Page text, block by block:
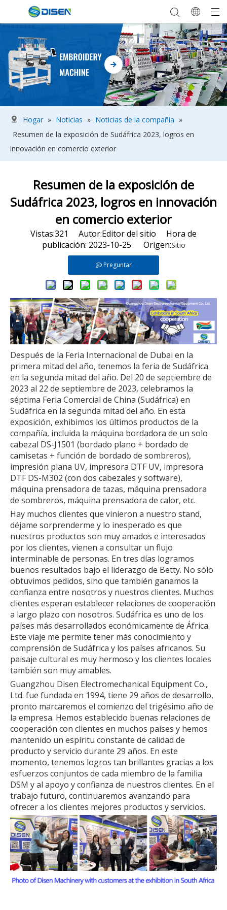
Hogar » Noticias » Noticias de la compañía »
Resumen de la exposición de Sudáfrica 2023, logros en
innovación en comercio exterior
Resumen de la exposición de
Sudáfrica 2023, logros en innovación
en comercio exterior
Vistas:321
Autor:Editor del sitio Hora de
publicación: 2023-10-25 Origen:Sitio
Preguntar
Después de la Feria Internacional de Dubai en la
primera mitad del año, tenemos la feria de Sudáfrica
en la segunda mitad del año. Del 20 de septiembre de
2023 al 22 de septiembre de 2023, celebramos la
séptima Feria Comercial de China (Sudáfrica) en
Sudáfrica en la segunda mitad del año. En esta
exposición, exhibimos los últimos productos de la
compañía, incluida la máquina bordadora de un solo
cabezal DS-J1501 (bordado plano + bordado de
camisetas + función de bordado de sombreros),
impresión plana UV, impresora DTF UV, impresora
DTF DS-M302 (con dos cabezales y software),
máquina prensadora de tazas, máquina prensadora
de sombreros, máquina prensadora de calor, etc.
Hay muchos clientes que vinieron a nuestro stand,
déjame sorprenderme y lo inesperado es que
nuestros productos son muy amados e interesados ​​
por los clientes, vienen a consultar un flujo
interminable de personas. En tres días logramos
buenos resultados bajo el liderazgo de Betty. No sólo
obtuvimos pedidos, sino que también ganamos la
confianza entre nosotros y nuestros clientes. Muchos
clientes esperan establecer relaciones de cooperación
a largo plazo con nosotros. Sudáfrica es uno de los
países más desarrollados económicamente de África.
Este viaje me permite tener más conocimiento y
comprensión de Sudáfrica y los países africanos. Su
paisaje cultural es muy hermoso y los clientes locales
también son muy amables.
Guangzhou Disen Electromechanical Equipment Co.,
Ltd. fue fundada en 1994, tiene 29 años de desarrollo,
pronto marcaremos el comienzo del trigésimo año de
la empresa. Hemos establecido buenas relaciones de
cooperación con clientes en muchos países y hemos
mantenido un espíritu constante de calidad de
producto y servicio durante 29 años. En este
momento, tenemos logros tan brillantes gracias a los
esfuerzos conjuntos de cada miembro de la familia
DSM y al apoyo y confianza de nuestros clientes. En el
trabajo futuro, continuaremos avanzando para
ofrecer a los clientes mejores productos y servicios.